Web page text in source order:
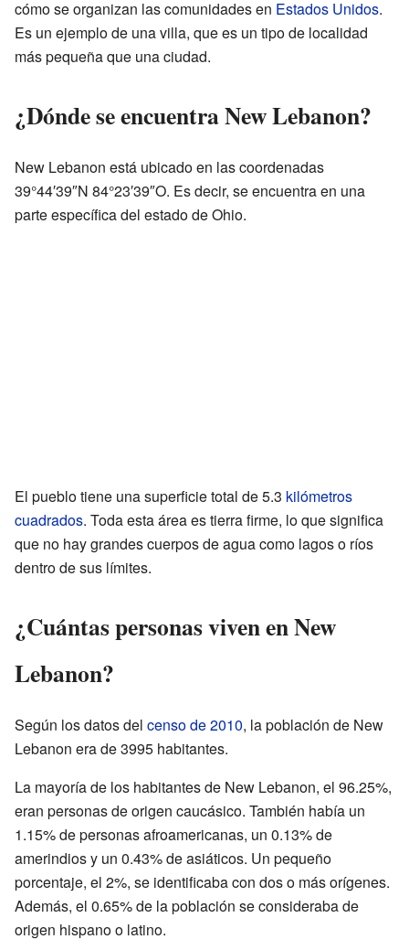
cómo se organizan las comunidades en Estados Unidos.
Es un ejemplo de una villa, que es un tipo de localidad
más pequeña que una ciudad.
¿Dónde se encuentra New Lebanon?
New Lebanon está ubicado en las coordenadas
39°44′39″N 84°23′39″O. Es decir, se encuentra en una
parte específica del estado de Ohio.
El pueblo tiene una superficie total de 5.3 kilómetros
cuadrados. Toda esta área es tierra firme, lo que significa
que no hay grandes cuerpos de agua como lagos o ríos
dentro de sus límites.
¿Cuántas personas viven en New
Lebanon?
Según los datos del censo de 2010, la población de New
Lebanon era de 3995 habitantes.
La mayoría de los habitantes de New Lebanon, el 96.25%,
eran personas de origen caucásico. También había un
1.15% de personas afroamericanas, un 0.13% de
amerindios y un 0.43% de asiáticos. Un pequeño
porcentaje, el 2%, se identificaba con dos o más orígenes.
Además, el 0.65% de la población se consideraba de
origen hispano o latino.